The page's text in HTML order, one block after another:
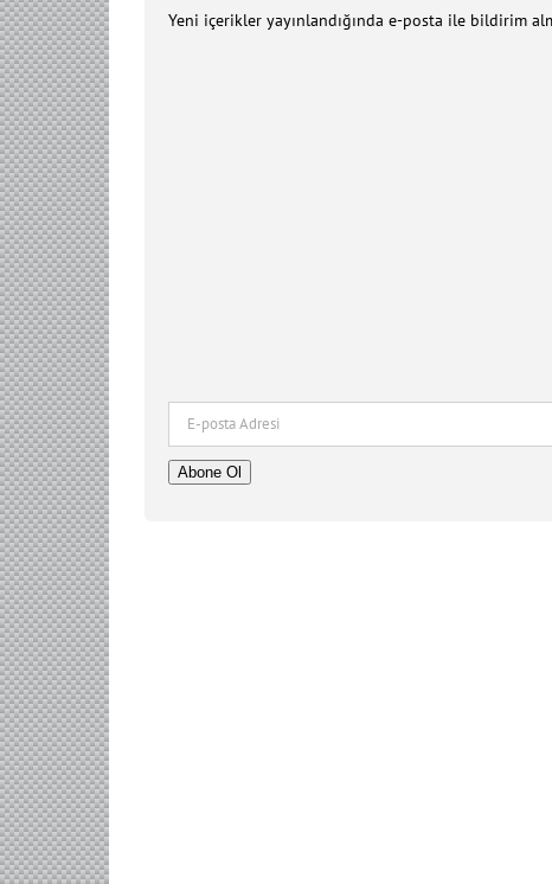
Yeni içerikler yayınlandığında e-posta ile bildirim
Adresi
Abone Ol